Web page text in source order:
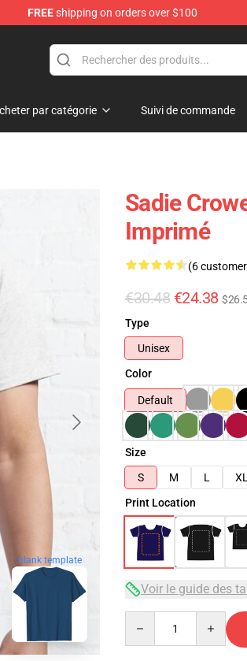
FREEshipping on orders over $100
par catégorie Suivi de commande
blank template
Sadie
Imprimé
(6
€30.48 €24.38
Type
Unisex
Color
Default
Size
S
M L XL
Print Location
Voir le guide des